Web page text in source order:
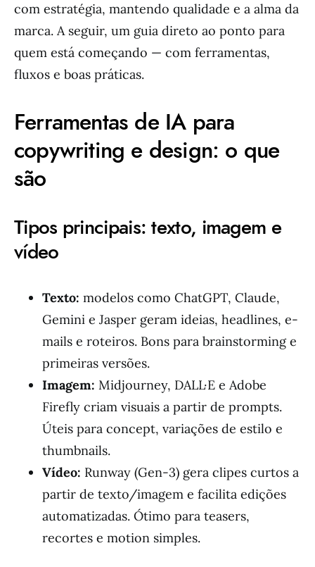
com estratégia, mantendo qualidade e a alma da
marca. A seguir, um guia direto ao ponto para
quem está começando — com ferramentas,
fluxos e boas práticas.
Ferramentas de IA para
copywriting e design: o que
são
Tipos principais: texto, imagem e
vídeo
Texto: modelos como ChatGPT, Claude,
Gemini e Jasper geram ideias, headlines, e-
mails e roteiros. Bons para brainstorming e
primeiras versões.
Imagem: Midjourney, DALL·E e Adobe
Firefly criam visuais a partir de prompts.
Úteis para concept, variações de estilo e
thumbnails.
Vídeo: Runway (Gen-3) gera clipes curtos a
partir de texto/imagem e facilita edições
automatizadas. Ótimo para teasers,
recortes e motion simples.